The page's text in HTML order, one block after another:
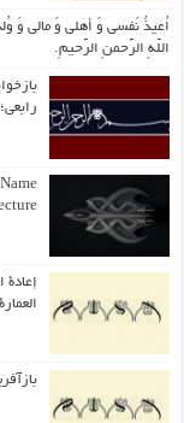
اُعیذُ نَفسی وَ أهلی وَ مالی وَ
اللّهِ الرَّحمنِ الرَّحیمِ.
إعادة
العمارة